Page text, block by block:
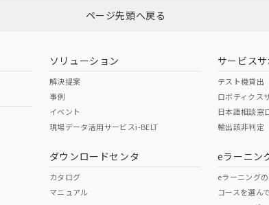
ウンロードはこちら
（日本
（アメリカ
この製品の規格認証/適
その他の認証はこちらのページから
ページ先頭へ戻る
ソリューション
解決提案
事例
イベント
現場データ活用サービスi-BELT
ダウンロードセンタ
カタログ
マニュアル
サービス
テスト機貸出
ロボティクス
日本語相談窓
輸出該非判定
eラーニン
eラーニング
コースを選ん